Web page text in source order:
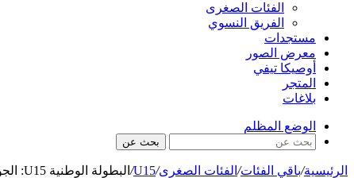
الفئات الصغرى
الفريق النسوي
مستجدات
معرض الصور
أوصيكا تيفي
المتجر
بلاغات
الوضع المظلم
بحث عن
الرئيسية/باقي الفئات/ الفئات الصغرى/
U15
/ البطولة الوطنية U15: الجولة الواحدة والعشرين: أولمبيك خريبكة يفوز على الدفاع الحسني الجديدي